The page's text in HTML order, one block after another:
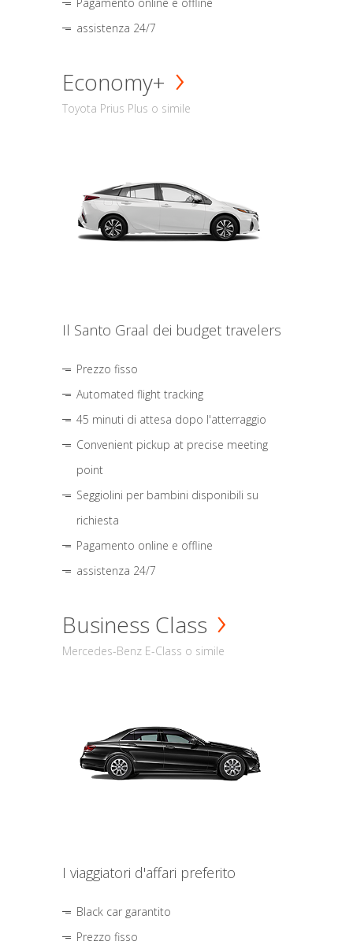
assistenza 24/7
Economy+
Toyota Prius Plus o simile
Il Santo Graal dei budget travelers
Prezzo fisso
Automated flight tracking
45 minuti di attesa dopo l'atterraggio
Convenient pickup at precise meeting
point
Seggiolini per bambini disponibili su
richiesta
Pagamento online e offline
assistenza 24/7
Business Class
Mercedes-Benz E-Class o simile
I viaggiatori d'affari preferito
Black car garantito
Prezzo fisso